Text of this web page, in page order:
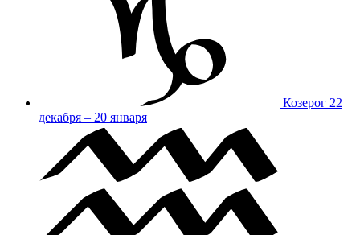
Козерог 22
декабря – 20 января